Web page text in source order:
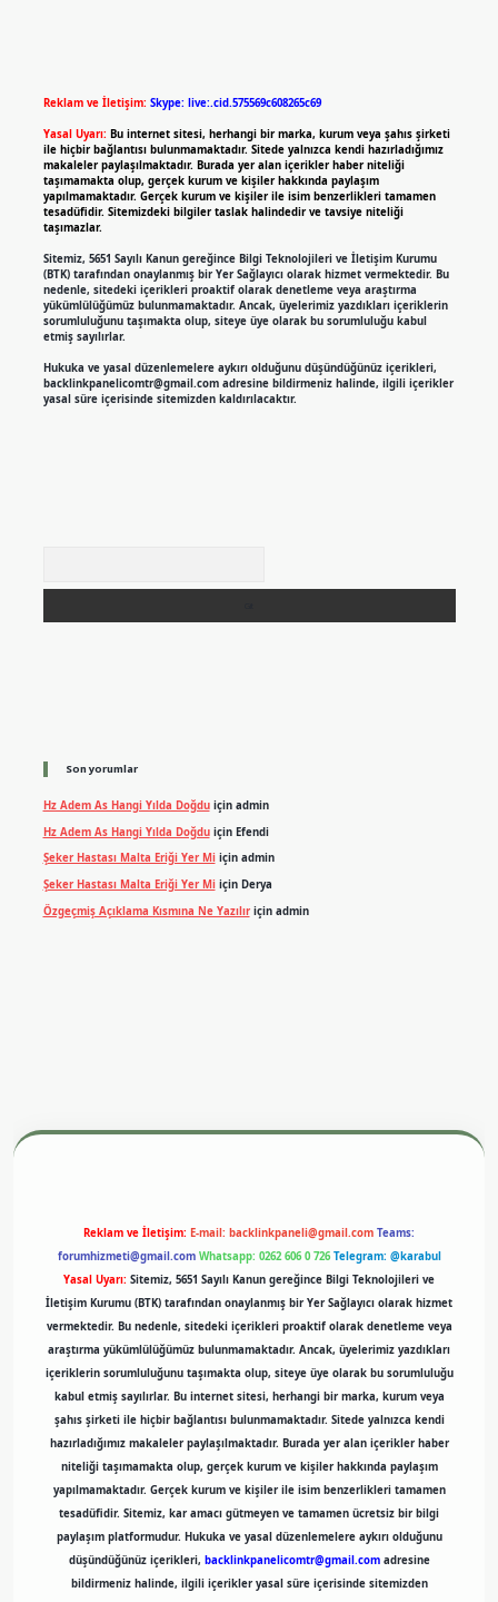
Reklam ve İletişim: Skype: live:.cid.575569c608265c69
Yasal Uyarı: Bu internet sitesi, herhangi bir marka, kurum veya şahıs şirketi
ile hiçbir bağlantısı bulunmamaktadır. Sitede yalnızca kendi hazırladığımız
makaleler paylaşılmaktadır. Burada yer alan içerikler haber niteliği
taşımamakta olup, gerçek kurum ve kişiler hakkında paylaşım
yapılmamaktadır. Gerçek kurum ve kişiler ile isim benzerlikleri tamamen
tesadüfidir. Sitemizdeki bilgiler taslak halindedir ve tavsiye niteliği
taşımazlar.
Sitemiz, 5651 Sayılı Kanun gereğince Bilgi Teknolojileri ve İletişim Kurumu
(BTK) tarafından onaylanmış bir Yer Sağlayıcı olarak hizmet vermektedir. Bu
nedenle, sitedeki içerikleri proaktif olarak denetleme veya araştırma
yükümlülüğümüz bulunmamaktadır. Ancak, üyelerimiz yazdıkları içeriklerin
sorumluluğunu taşımakta olup, siteye üye olarak bu sorumluluğu kabul
etmiş sayılırlar.
Hukuka ve yasal düzenlemelere aykırı olduğunu düşündüğünüz içerikleri,
backlinkpanelicomtr@gmail.comadresine bildirmeniz halinde, ilgili içerikler
yasal süre içerisinde sitemizden kaldırılacaktır.
Son yorumlar
Hz Adem As Hangi Yılda Doğduiçin admin
Hz Adem As Hangi Yılda Doğduiçin Efendi
Şeker Hastası Malta Eriği Yer Miiçin admin
Şeker Hastası Malta Eriği Yer Miiçin Derya
Özgeçmiş Açıklama Kısmına Ne Yazılıriçin admin
Reklam ve İletişim: E-mail: backlinkpaneli@gmail.com Teams:
forumhizmeti@gmail.com Whatsapp: 0262 606 0 726 Telegram: @karabul
Yasal Uyarı: Sitemiz, 5651 Sayılı Kanun gereğince Bilgi Teknolojileri ve
İletişim Kurumu (BTK) tarafından onaylanmış bir Yer Sağlayıcı olarak hizmet
vermektedir. Bu nedenle, sitedeki içerikleri proaktif olarak denetleme veya
araştırma yükümlülüğümüz bulunmamaktadır. Ancak, üyelerimiz yazdıkları
içeriklerin sorumluluğunu taşımakta olup, siteye üye olarak bu sorumluluğu
kabul etmiş sayılırlar. Bu internet sitesi, herhangi bir marka, kurum veya
şahıs şirketi ile hiçbir bağlantısı bulunmamaktadır. Sitede yalnızca kendi
hazırladığımız makaleler paylaşılmaktadır. Burada yer alan içerikler haber
niteliği taşımamakta olup, gerçek kurum ve kişiler hakkında paylaşım
yapılmamaktadır. Gerçek kurum ve kişiler ile isim benzerlikleri tamamen
tesadüfidir. Sitemiz, kar amacı gütmeyen ve tamamen ücretsiz bir bilgi
paylaşım platformudur. Hukuka ve yasal düzenlemelere aykırı olduğunu
düşündüğünüz içerikleri, backlinkpanelicomtr@gmail.comadresine
bildirmeniz halinde, ilgili içerikler yasal süre içerisinde sitemizden